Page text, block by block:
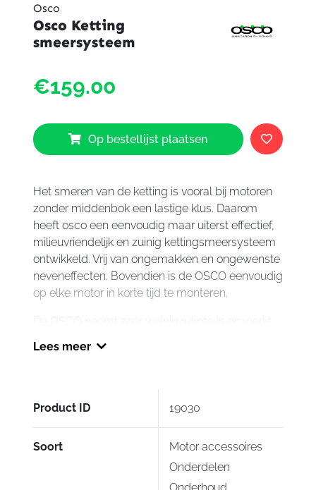
Osco
Osco Ketting
smeersysteem
€159.00
Op bestellijst plaatsen
Het smeren van de ketting is vooral bij motoren
zonder middenbok een lastige klus. Daarom
heeft osco een eenvoudig maar uiterst effectief,
milieuvriendelijk en zuinig kettingsmeersysteem
ontwikkeld. Vrij van ongemakken en ongewenste
neveneffecten. Bovendien is de OSCO eenvoudig
op elke motor in korte tijd te monteren.
De OSCO neemt zeer weinig ruimte in en werkt
je ketting aan een smeerbeurt toe is. Het smeren
de plunjer van de OSCO tijdens het stapvoets
rijden helemaal uit trekt en weer los laat wordt
afhankelijk van de omgevingstemperatuur over
De motor rijdt beter en de veelal dure kettingset
Lees meer
Product ID 19030
Soort
Motor accessoires
Onderdelen